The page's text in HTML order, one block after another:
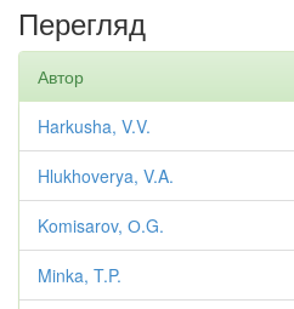
Перегляд
Автор
Harkusha, V.V.
Hlukhoverya, V.A.
Komisarov, О.G.
Minka, T.P.